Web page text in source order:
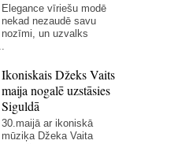
Elegance vīriešu modē
nekad nezaudē savu
nozīmi, un uzvalks
Ikoniskais Džeks Vaits
maija nogalē uzstāsies
Siguldā
30.maijā ar ikoniskā
mūziķa Džeka Vaita